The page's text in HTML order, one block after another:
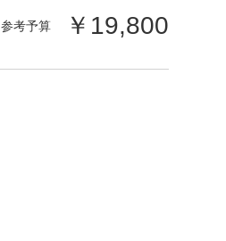
参考予算 ￥19,800